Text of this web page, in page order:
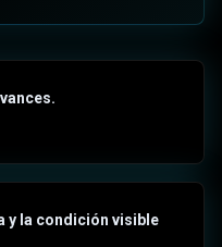
y la condición visible